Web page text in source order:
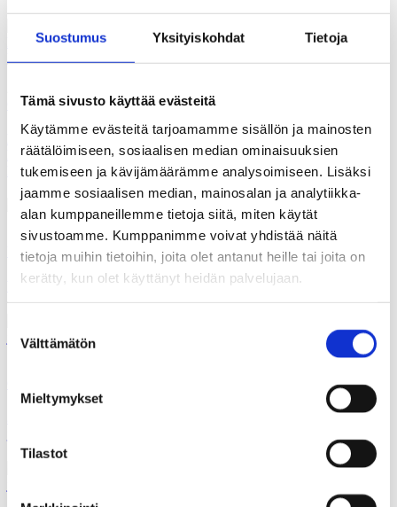
Suostumus Yksityiskohdat Tietoja
Tämä sivusto käyttää evästeitä
Käytämme evästeitä tarjoamamme sisällön ja mainosten
räätälöimiseen, sosiaalisen median ominaisuuksien
tukemiseen ja kävijämäärämme analysoimiseen. Lisäksi
jaamme sosiaalisen median, mainosalan ja analytiikka-
alan kumppaneillemme tietoja siitä, miten käytät
sivustoamme. Kumppanimme voivat yhdistää näitä
tietoja muihin tietoihin, joita olet antanut heille tai joita on
kerätty, kun olet käyttänyt heidän palvelujaan.
valinta
Välttämätön
Mieltymykset
Tilastot
Gallupit
EU:lla, suuryrityksillä ja maan hallituksella on monien mielestä
liikaa vaikutusvaltaa talous- ja työllisyysasioissa. Omassa
kotikunnassa kenelläkään ei ajatella olevan liikaa valtaa.
19.01.2026
Uutiset
Vuoden 2026 Raikkaita suuntia -festivaali on täällä
Joka kymmenes pitää viranomaisen lahjontaa hyväksyttävänä